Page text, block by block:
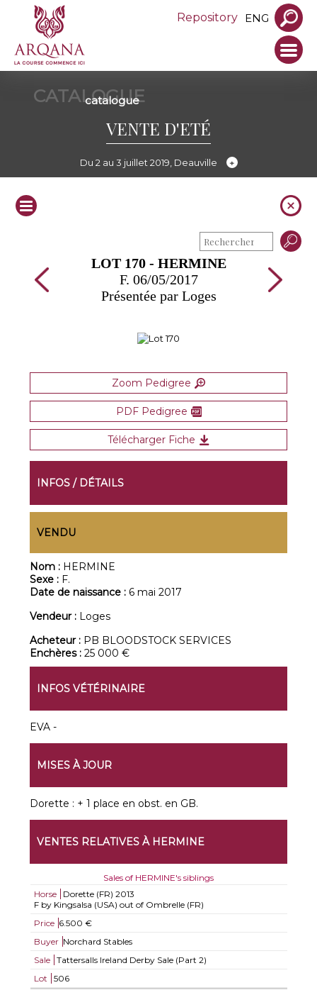
Repository ENG
CATALOGUE
catalogue
VENTE D'ETÉ
Du 2 au 3 juillet 2019, Deauville
LOT 170 - HERMINE
F. 06/05/2017
Présentée par Loges
Zoom Pedigree
PDF Pedigree
Télécharger Fiche
INFOS / DÉTAILS
VENDU
Nom : HERMINE
Sexe : F.
Date de naissance : 6 mai 2017
Vendeur : Loges
Acheteur : PB BLOODSTOCK SERVICES
Enchères :25 000 €
INFOS VÉTÉRINAIRE
EVA -
MISES À JOUR
Dorette : + 1 place en obst. en GB.
VENTES RELATIVES À HERMINE
Sales of HERMINE's siblings
Horse
Dorette (FR) 2013
F by Kingsalsa (USA) out of Ombrelle (FR)
Price 6.500 €
Buyer Norchard Stables
Sale
Tattersalls Ireland Derby Sale (Part 2)
Lot
506